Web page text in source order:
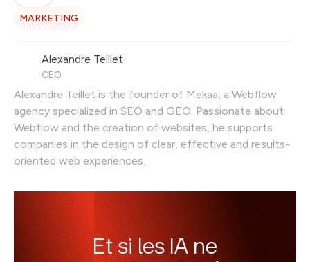
MARKETING
Alexandre Teillet
CEO
Alexandre Teillet is the founder of Mekaa, a Webflow
agency specialized in SEO and GEO. Passionate about
Webflow and the creation of websites, he supports
companies in the design of clear, effective and results-
oriented web experiences.
Et si les IA ne